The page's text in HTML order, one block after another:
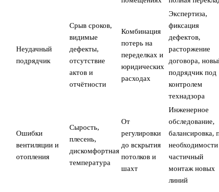
Неудачный
подрядчик
Срыв сроков,
видимые
дефекты,
отсутствие
актов и
отчётности
Комбинация
потерь на
переделках и
юридических
расходах
Экспертиза,
фиксация
дефектов,
расторжение
договора,
подрядчик под
контролем
технадзора
Ошибки
вентиляции и
отопления
Сырость,
плесень,
дискомфортная
температура
От
регулировки
до вскрытия
потолков и
шахт
Инженерное
обследование,
балансировка,
необходимости
частичный
монтаж новых
линий